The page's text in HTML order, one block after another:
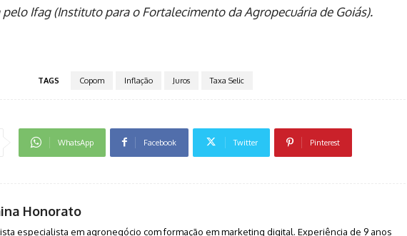
pelo Ifag (Instituto para o Fortalecimento da Agropecuária de Goiás).
TAGS Copom Inflação Juros Taxa Selic
WhatsApp Facebook Twitter Pinterest
Honorato
especialista em agronegócio com formação em marketing digital. Experiência de 9 anos